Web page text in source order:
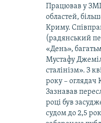
Працював у ЗМІ
областей,
Криму.
(радянський
«День»,
Мустафу
сталінізм». З
року – оглядач
Зазнавав
році був
судом до 2,5